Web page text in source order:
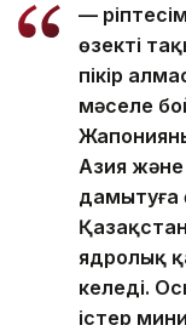
—
өзекті
пікір
мәселе
Азия
дамытуға
ядролық
келеді.
істер